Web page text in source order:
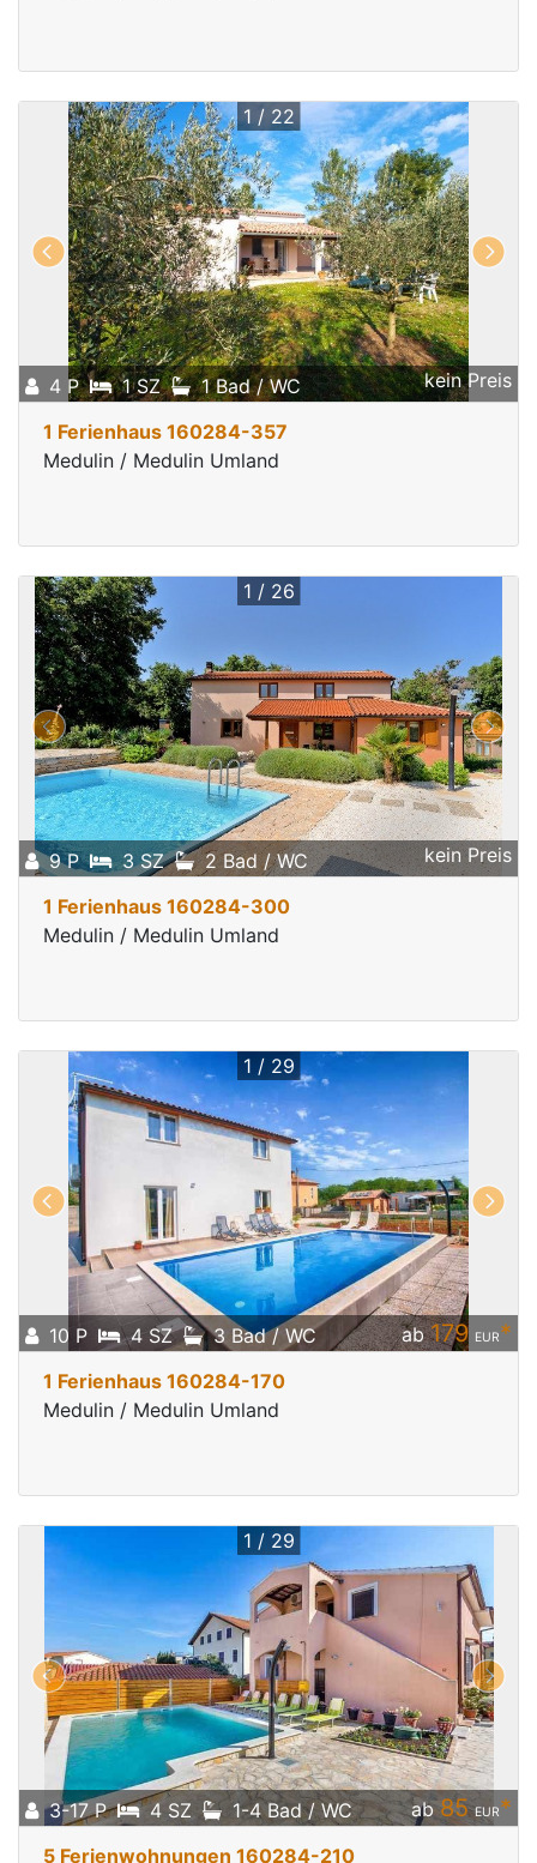
4 P 1 SZ 1 Bad / WC kein Preis
1 / 22
1 Ferienhaus 160284-357
Medulin / Medulin Umland
9 P 3 SZ 2 Bad / WC kein Preis
1 / 26
1 Ferienhaus 160284-300
Medulin / Medulin Umland
10 P 4 SZ 3 Bad / WC ab179 EUR*
1 / 29
1 Ferienhaus 160284-170
Medulin / Medulin Umland
3-17 P 4 SZ 1-4 Bad / WC ab 85 EUR*
1 / 29
5 Ferienwohnungen 160284-210